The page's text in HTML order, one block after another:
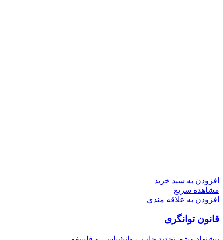
افزودن به سبد خرید
مشاهده سریع
افزودن به علاقه مندی
قانون توانگری